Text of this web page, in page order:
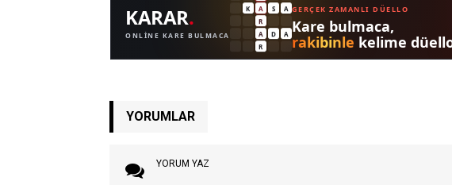
YORUMLAR
YORUM YAZ